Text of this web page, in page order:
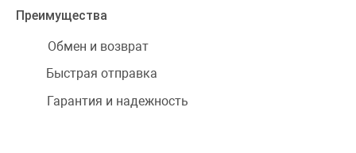
Преимущества
Обмен и возврат
Быстрая отправка
Гарантия и надежность